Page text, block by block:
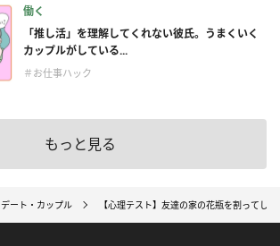
働く
「推し活」を理解してくれない彼氏。うまくいく
カップルがしている...
＃お仕事ハック
もっと見る
デート・カップル 【心理テスト】友達の家の花瓶を割って